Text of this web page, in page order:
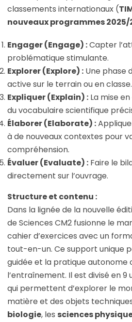
classements internationaux (
nouveaux programmes 2025/
Engager (Engage) :Capter
problématique stimulante.
Explorer (Explore) : Une phase
active sur le terrain ou en classe.
Expliquer (Explain) : La mise
du vocabulaire scientifique
Élaborer (Elaborate) :
à de nouveaux contextes pour
compréhension.
Évaluer (Evaluate) : Faire le
directement sur l’ouvrage.
Structure et contenu :
Dans la lignée de la nouvelle
de Sciences CM2 fusionne le
cahier d’exercices avec un
tout-en-un. Ce support unique
guidée et la pratique autonome
l’entraînement. Il est divisé en
qui permettent d’explorer le
matière et des objets
biologie, les sciences